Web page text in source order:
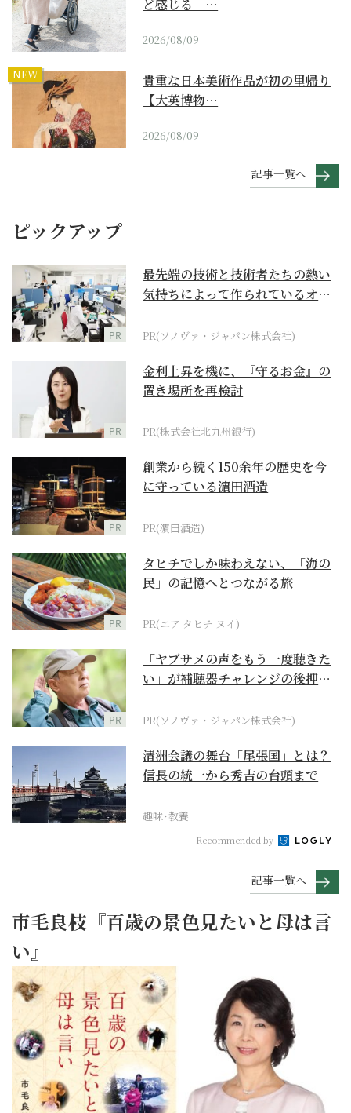
ど感じる「…
2026/08/09
NEW
貴重な日本美術作品が初の里帰り
【大英博物…
2026/08/09
記事一覧へ
ピックアップ
PR
最先端の技術と技術者たちの熱い
気持ちによって作られているオー
PR(ソノヴァ・ジャパン株式会社)
PR
金利上昇を機に、『守るお金』の
置き場所を再検討
PR(株式会社北九州銀行)
PR
創業から続く150余年の歴史を今
に守っている濵田酒造
PR(濵田酒造)
PR
タヒチでしか味わえない、「海の
民」の記憶へとつながる旅
PR(エア タヒチ ヌイ)
PR
「ヤブサメの声をもう一度聴きた
い」が補聴器チャレンジの後押し
PR(ソノヴァ・ジャパン株式会社)
清洲会議の舞台「尾張国」とは？
信長の統一から秀吉の台頭まで
趣味･教養
Recommended by
記事一覧へ
市毛良枝『百歳の景色見たいと母は言
い』